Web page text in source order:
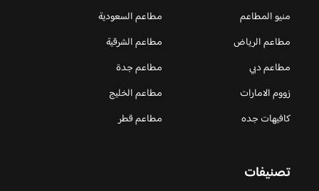
منيو المطاعم
مطاعم السعودية
مطاعم الرياض
مطاعم الشرقية
مطاعم دبي
مطاعم جدة
زووم الامارات
مطاعم الخليج
كافيهات جده
مطاعم قطر
تصنيفات